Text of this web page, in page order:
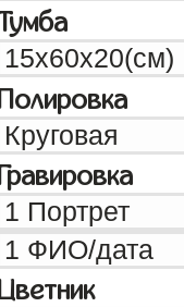
Полировка
Гравировка